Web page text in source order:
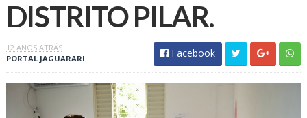
12 ANOS ATRÁS
PORTAL JAGUARARI
Facebook